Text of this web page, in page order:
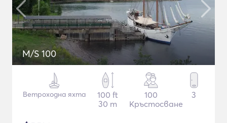
M/S 100
Ветроходна яхта
100 ft
30 m
100
Кръстосване
3